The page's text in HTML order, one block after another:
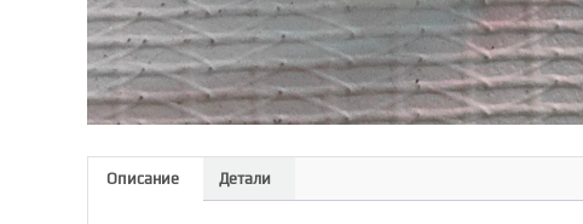
Описание Детали